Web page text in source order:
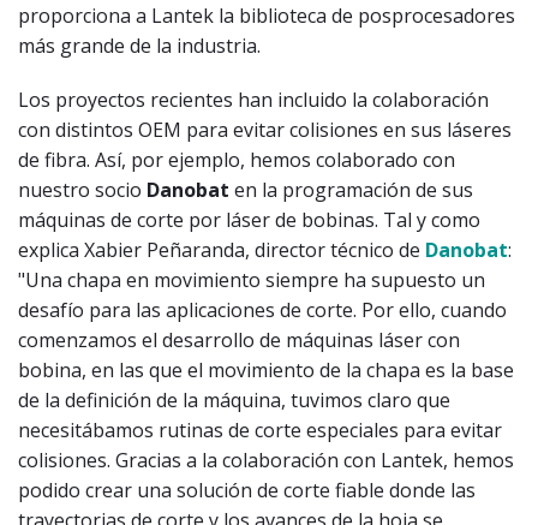
proporciona a Lantek la biblioteca de posprocesadores
más grande de la industria.
Los proyectos recientes han incluido la colaboración
con distintos OEM para evitar colisiones en sus láseres
de fibra. Así, por ejemplo, hemos colaborado con
nuestro socio Danobat en la programación de sus
máquinas de corte por láser de bobinas. Tal y como
explica Xabier Peñaranda, director técnico de Danobat:
"Una chapa en movimiento siempre ha supuesto un
desafío para las aplicaciones de corte. Por ello, cuando
comenzamos el desarrollo de máquinas láser con
bobina, en las que el movimiento de la chapa es la base
de la definición de la máquina, tuvimos claro que
necesitábamos rutinas de corte especiales para evitar
colisiones. Gracias a la colaboración con Lantek, hemos
podido crear una solución de corte fiable donde las